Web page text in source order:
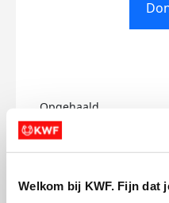
Welkom bij KWF. Fijn dat
Opgehaald
€0